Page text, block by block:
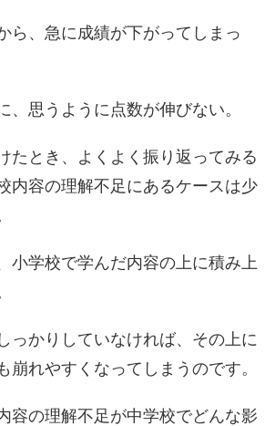
ら、急に成績が下がってしまっ
、思うように点数が伸びない。
たとき、よくよく振り返ってみる
内容の理解不足にあるケースは少
小学校で学んだ内容の上に積み上
っかりしていなければ、その上に
崩れやすくなってしまうのです。
容の理解不足が中学校でどんな影